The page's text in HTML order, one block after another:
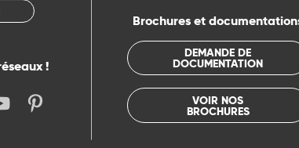
!
Brochures et
DEMANDE DE
DOCUMENTATION
VOIR NOS
BROCHURES